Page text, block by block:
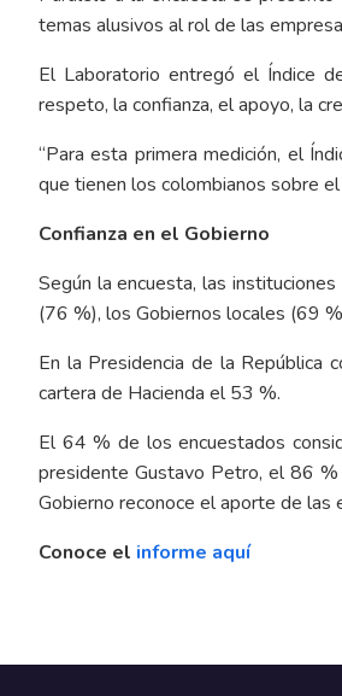
temas alusivos al rol de las
El Laboratorio entregó el Índice
respeto, la confianza, el apoyo, la
“Para esta primera medición, el
que tienen los colombianos sobre
Confianza en el Gobierno
Según la encuesta, las
(76 %), los Gobiernos locales (69
En la Presidencia de la
cartera de Hacienda el 53 %.
El 64 % de los encuestados
presidente Gustavo Petro, el 86
Gobierno reconoce el aporte de las
Conoce el informe aquí